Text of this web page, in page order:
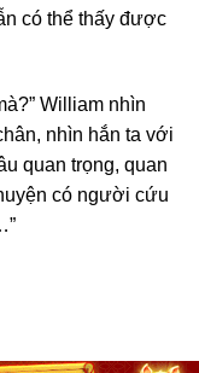
có thể thấy được
William nhìn
nhìn hắn ta với
quan trọng, quan
có người cứu